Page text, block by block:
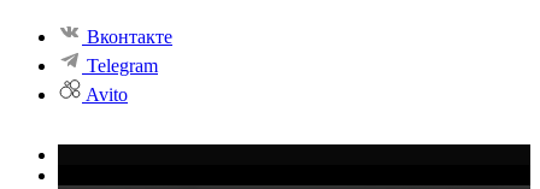
Вконтакте
Telegram
Avito